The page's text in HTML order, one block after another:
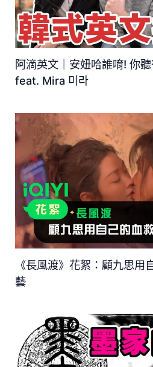
阿滴英文｜安妞哈誰唷! 你
feat. Mira 미라
《長風渡》花絮：顧九思用
藝